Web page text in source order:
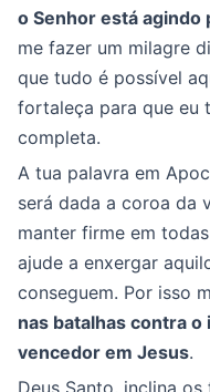
o Senhor está agindo
me fazer um milagre
que tudo é possível
fortaleça para que eu
completa.
A tua palavra em
será dada a coroa da
manter firme em
ajude a enxergar
conseguem. Por isso
nas batalhas contra
vencedor em Jesus.
Deus Santo, inclina